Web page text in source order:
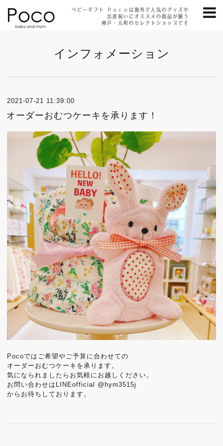
インフォメーション
2021-07-21 11:39:00
オーダーおむつケーキを承ります！
Pocoではご希望やご予算に合わせての
オーダーおむつケーキを承ります。
気になられましたらお気軽にお越しください。
お問い合わせはLINEofficial @hym3515j
からお待ちしております。